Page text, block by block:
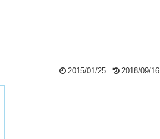
2015/01/25 2018/09/16